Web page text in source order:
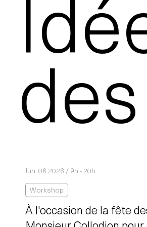
Jun. 06 2026 / 9h - 20h
Workshop
À l'occasion de la fête